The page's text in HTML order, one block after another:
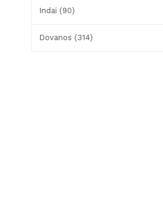
Indai (90)
Dovanos (314)